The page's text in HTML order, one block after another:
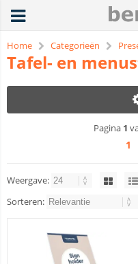
Home Categorieën
Tafel- en
Pagina 1
1
Weergave:
Sorteren: